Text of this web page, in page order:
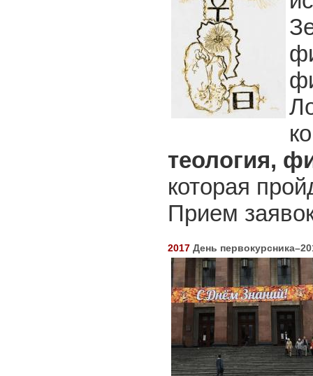
теология,
которая
Прием
2017 День